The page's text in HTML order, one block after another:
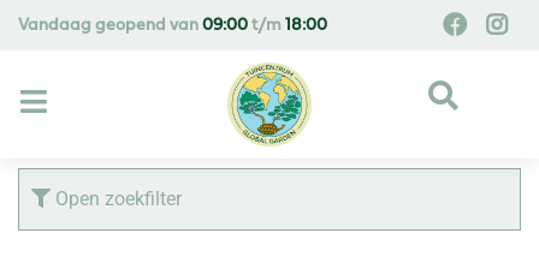
Vandaag geopend van 09:00 t/m 18:00
Open zoekfilter